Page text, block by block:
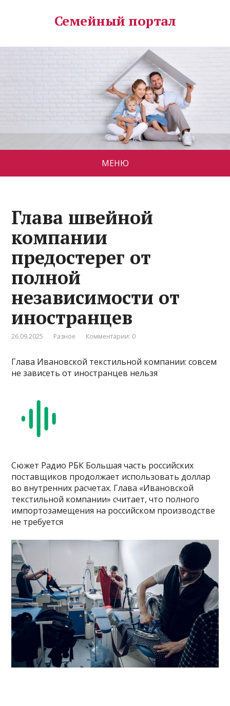
Семейный портал
МЕНЮ
Глава швейной
компании
предостерег от
полной
независимости от
иностранцев
26.09.2025 Разное Комментарии: 0
Глава Ивановской текстильной компании: совсем
не зависеть от иностранцев нельзя
Сюжет Радио РБК Большая часть российских
поставщиков продолжает использовать доллар
во внутренних расчетах. Глава «Ивановской
текстильной компании» считает, что полного
импортозамещения на российском производстве
не требуется